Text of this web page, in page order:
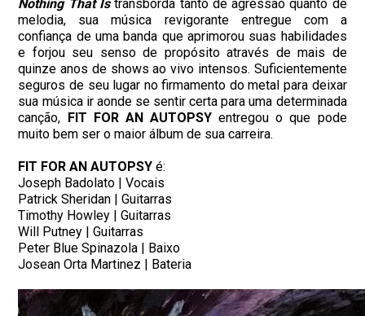
Nothing That Istransborda tanto de agressão quanto de
melodia, sua música revigorante entregue com a
confiança de uma banda que aprimorou suas habilidades
e forjou seu senso de propósito através de mais de
quinze anos de shows ao vivo intensos. Suficientemente
seguros de seu lugar no firmamento do metal para deixar
sua música ir aonde se sentir certa para uma determinada
canção, FIT FOR AN AUTOPSY entregou o que pode
muito bem ser o maior álbum de sua carreira.
FIT FOR AN AUTOPSY é:
Joseph Badolato | Vocais
Patrick Sheridan | Guitarras
Timothy Howley | Guitarras
Will Putney | Guitarras
Peter Blue Spinazola | Baixo
Josean Orta Martinez | Bateria